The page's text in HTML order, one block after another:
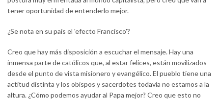
tener oportunidad de entenderlo mejor.
¿Se nota en su país el 'efecto Francisco'?
Creo que hay más disposición a escuchar el mensaje. Hay una
inmensa parte de católicos que, al estar felices, están movilizados
desde el punto de vista misionero y evangélico. El pueblo tiene una
actitud distinta y los obispos y sacerdotes todavía no estamos a la
altura. ¿Cómo podemos ayudar al Papa mejor? Creo que esto no